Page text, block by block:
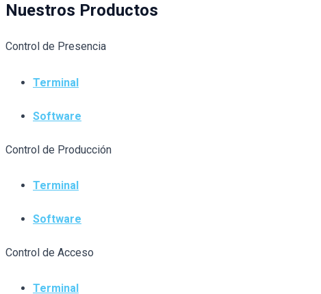
Nuestros Productos
Control de Presencia
Terminal
Software
Control de Producción
Terminal
Software
Control de Acceso
Terminal